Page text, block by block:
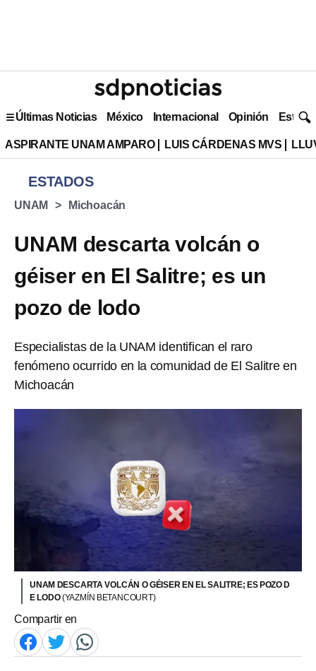
Últimas Noticias México Internacional Opinión Estilo
ASPIRANTE UNAM AMPARO LUIS CÁRDENAS MVS
ESTADOS
UNAM Michoacán
UNAM descarta volcán o
géiser en El Salitre; es un
pozo de lodo
Especialistas de la UNAM identifican el raro
fenómeno ocurrido en la comunidad de El Salitre en
Michoacán
UNAM DESCARTA VOLCÁN O GÉISER EN EL SALITRE; ES POZO D
E LODO(YAZMÍN BETANCOURT)
Compartir en